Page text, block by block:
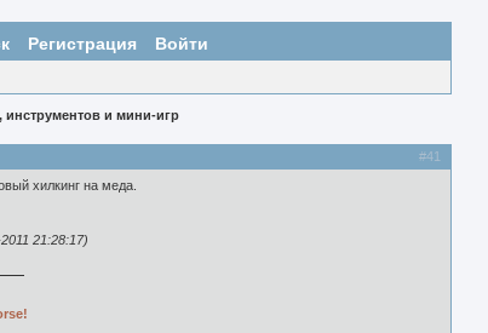
Регистрация Войти
и мини-игр
#41
хилкинг на меда.
21:28:17)